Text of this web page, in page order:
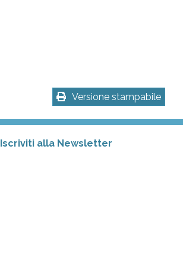
Versione stampabile
Iscriviti alla Newsletter